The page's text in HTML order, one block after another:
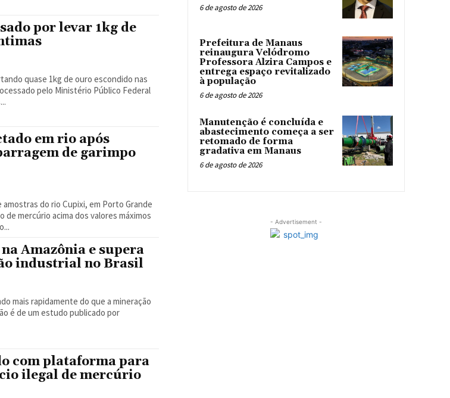
por levar 1kg de
quase 1kg de ouro escondido nas
pelo Ministério Público Federal
em rio após
de garimpo
do rio Cupixi, em Porto Grande
de mercúrio acima dos valores máximos
Amazônia e supera
industrial no Brasil
mais rapidamente do que a mineração
é de um estudo publicado por
com plataforma para
ilegal de mercúrio
6 de agosto de 2026
Prefeitura de Manaus
reinaugura Velódromo
Professora Alzira Campos e
entrega espaço revitalizado
à população
6 de agosto de 2026
Manutenção é concluída e
abastecimento começa a ser
retomado de forma
gradativa em Manaus
6 de agosto de 2026
- Advertisement -